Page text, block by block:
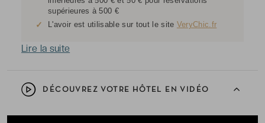
DÉCOUVREZ VOTRE HÔTEL EN VIDÉO
supérieures à 500 €
✓ L'avoir est utilisable sur tout le site VeryChic.fr
Lire la suite